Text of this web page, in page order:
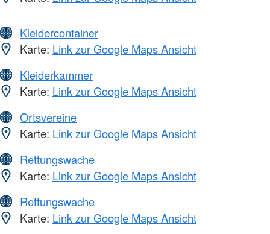
Kleidercontainer
Karte: Link zur Google Maps Ansicht
Kleiderkammer
Karte: Link zur Google Maps Ansicht
Ortsvereine
Karte: Link zur Google Maps Ansicht
Rettungswache
Karte: Link zur Google Maps Ansicht
Rettungswache
Karte: Link zur Google Maps Ansicht